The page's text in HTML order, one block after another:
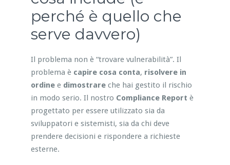
perché è quello che
serve davvero)
Il problema non è “trovare vulnerabilità”. Il
problema è capire cosa conta, risolvere in
ordinee dimostrareche hai gestito il rischio
in modo serio. Il nostro Compliance Report è
progettato per essere utilizzato sia da
sviluppatori e sistemisti, sia da chi deve
prendere decisioni e rispondere a richieste
esterne.